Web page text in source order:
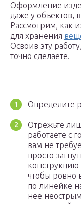
Оформление
даже у
Рассмотрим, как
для хранения
Освоив эту
точно сделаете.
Определите
Отрежьте
работаете с
вам не
просто
конструкцию
чтобы ровно
по линейке
нее